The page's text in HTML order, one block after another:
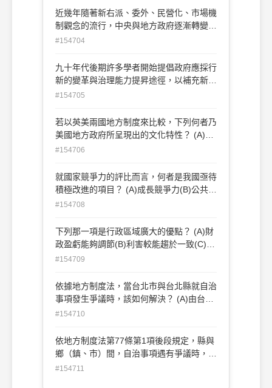
近幾年隨著新右派、委外、民營化、市場機
制觀念的流行，中央與地方政府逐漸轉變成
一種新的夥伴關係，因此在建構新的中央政
時，學者認為已逐漸呈現出幾種特質，例如
包括：分權、授權、多元化⋯等等。試問下
政治管理技巧
#154704
九十年代後期許多學者開始提倡政府應採行
新的變革與治理能力提昇途徑，以補充新公
共管理主張所產生的缺失；在「在強化地方
疇？ (A)著重監督與複查的工作而不是直接
的管制(B)確立管制的目標在於提昇被管制
#154705
若以英美兩國地方制度來比較，下列何者乃
美國地方政府所呈現出的文化特性？ (A)穩
定性(B)封閉性(C)一元性(D)實驗性
#154706
就國家競爭力的評比而言，何者是我國亟待
積極改進的項目？ (A)成長競爭力(B)公共制
度(C)商業競爭力(D)總體經濟環境
#154708
下列那一項是行政區域廣大的優點？ (A)財
政盈虧能夠調節(B)利害較能趨於一致(C)較
能發揮團結力量(D)利於民權訓練
#154709
依據地方制度法，當台北市與台北縣就自治
事項發生爭議時，該如何解決？ (A)由台北
市議會與台北縣議會合組協議會解決(B)由
由行政院解決(D)由台北市長與台灣省主席
協商解決
#154710
依地方制度法第77條第1項後段規定，縣與
鄉（鎮、市）間，自治事項遇有爭議時，由
何機關會同中央各該主管機關解決之？ (A)
#154711